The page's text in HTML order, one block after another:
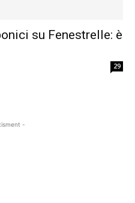
su Fenestrelle: è
29
-